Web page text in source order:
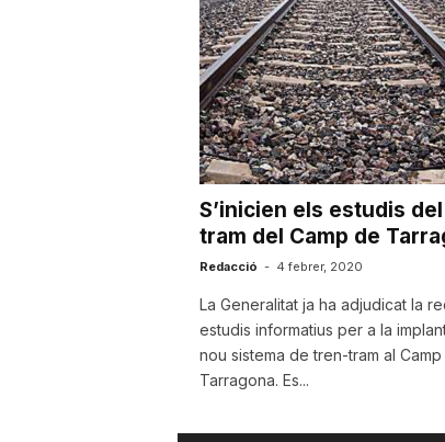
u
t
a
t
e
T
S’inicien els estudis
tram del Camp de
Redacció - 4 febrer, 2020
La Generalitat ja ha adjudicat la
estudis informatius per a la
nou sistema de tren-tram al
Tarragona. Es...